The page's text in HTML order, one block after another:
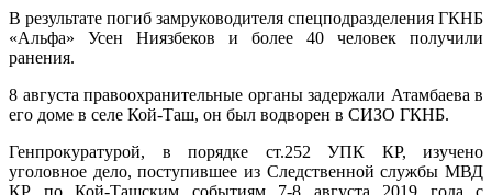
В результате погиб замруководителя спецподразделения ГКНБ
«Альфа» Усен Ниязбеков и более 40 человек получили
ранения.
8 августа правоохранительные органы задержали Атамбаева в
его доме в селе Кой-Таш, он был водворен в СИЗО ГКНБ.
Генпрокуратурой, в порядке ст.252 УПК КР, изучено
уголовное дело, поступившее из Следственной службы МВД
КР по Кой-Ташским событиям 7-8 августа 2019 года с